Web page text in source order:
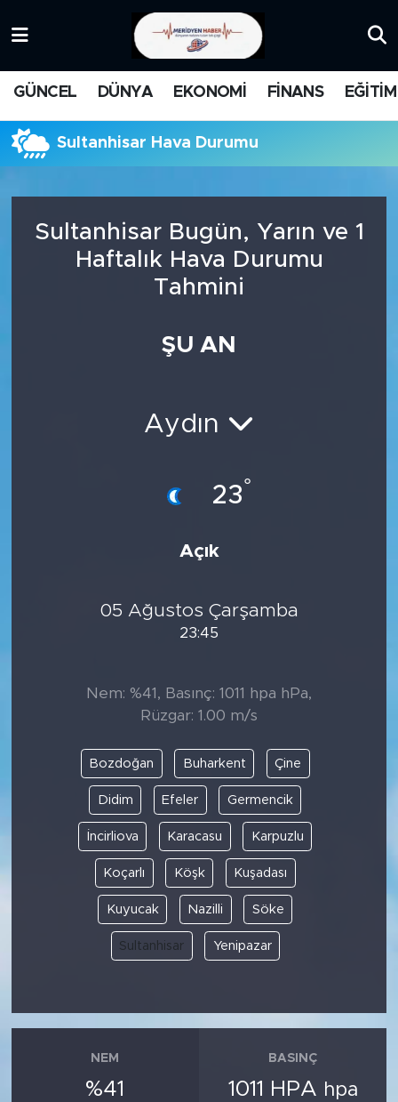
GÜNCEL DÜNYA EKONOMİ FİNANS EĞİTİM
Sultanhisar Hava Durumu
Sultanhisar Bugün, Yarın ve 1
Haftalık Hava Durumu
Tahmini
ŞU AN
Aydın
23°
Açık
05 Ağustos Çarşamba
23:45
Nem: %41, Basınç: 1011 hpa hPa,
Rüzgar: 1.00 m/s
Bozdoğan Buharkent Çine
Didim Efeler Germencik
İncirliova Karacasu Karpuzlu
Koçarlı Köşk Kuşadası
Kuyucak Nazilli Söke
Sultanhisar Yenipazar
NEM
%41
BASINÇ
1011 HPA hpa
FİNANS
BİLİM-TEKNOLOJİ
POLİTİKA
EKONOMİ
SPOR
KÜLTÜR SANAT
YAŞAM
KADIN
Süper Lig Puan Durumu ve Fikstür
Tüm Manşetler
Son Dakika Haberleri